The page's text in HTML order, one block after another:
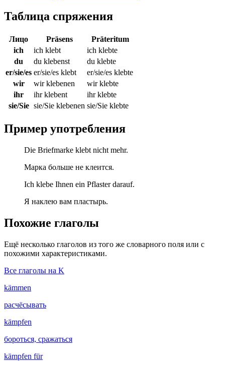
Таблица спряжения
Лицо Präsens
Präteritum
ich
ich klebt
ich klebte
du
du klebenst
du klebte
er/sie/es er/sie/es klebt
er/sie/es klebte
wir
wir klebenen
wir klebte
ihr
ihr klebent
ihr klebte
sie/Sie sie/Sie klebenen sie/Sie klebte
Пример употребления
Die Briefmarke klebt nicht mehr.
Марка больше не клеится.
Ich klebe Ihnen ein Pflaster darauf.
Я наклею вам пластырь.
Похожие глаголы
Ещё несколько глаголов из того же словарного поля или с
похожими характеристиками.
Все глаголы на K
kämmen
расчёсывать
kämpfen
бороться, сражаться
kämpfen für